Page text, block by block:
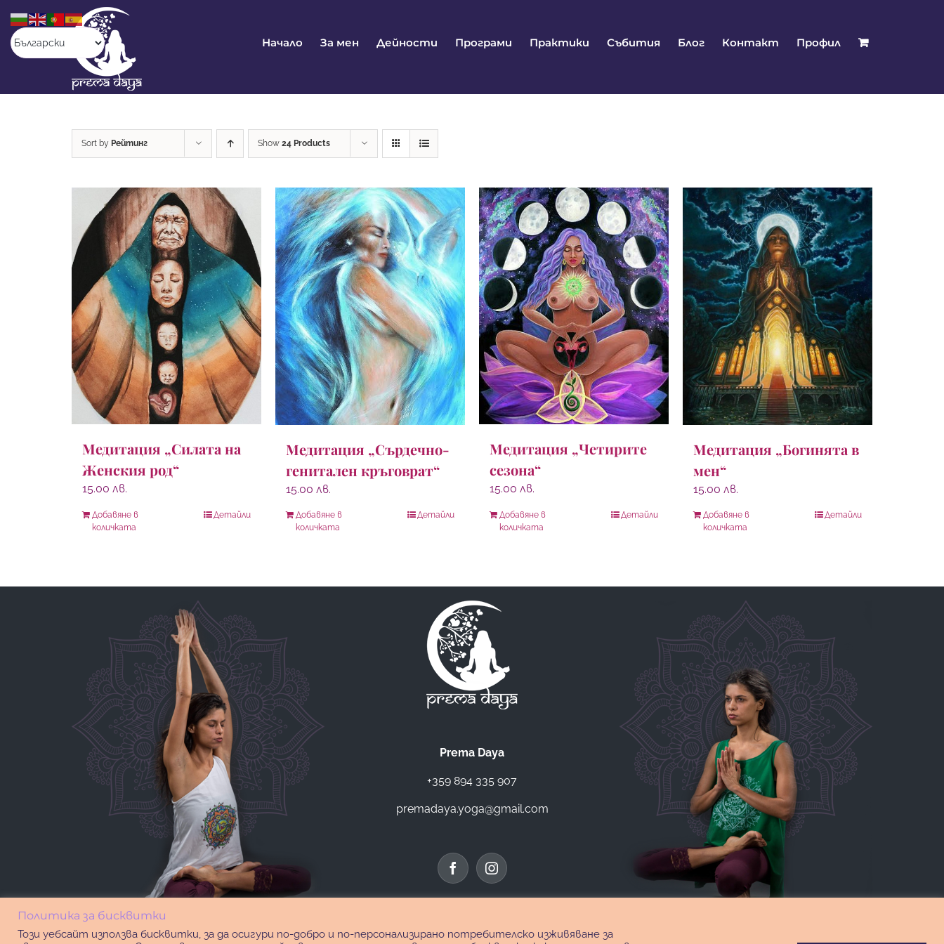
content
Начало За мен Дейности Програми Практики Събития Блог Контакт Профил
Sort by Рейтинг Show 24 Products
Медитация „Силата на
Женския род“
15.00 лв.
Добавяне в
количката
Детайли
Медитация „Сърдечно-
генитален кръговрат“
15.00 лв.
Добавяне в
количката
Детайли
Медитация „Четирите
сезона“
15.00 лв.
Добавяне в
количката
Детайли
Медитация „Богинята в
мен“
15.00 лв.
Добавяне в
количката
Детайли
Prema Daya
+359 894 335 907
premadaya.yoga@gmail.com
Политика за бисквитки
Този уебсайт използва бисквитки, за да осигури по-добро и по-персонализирано потребителско изживяване за